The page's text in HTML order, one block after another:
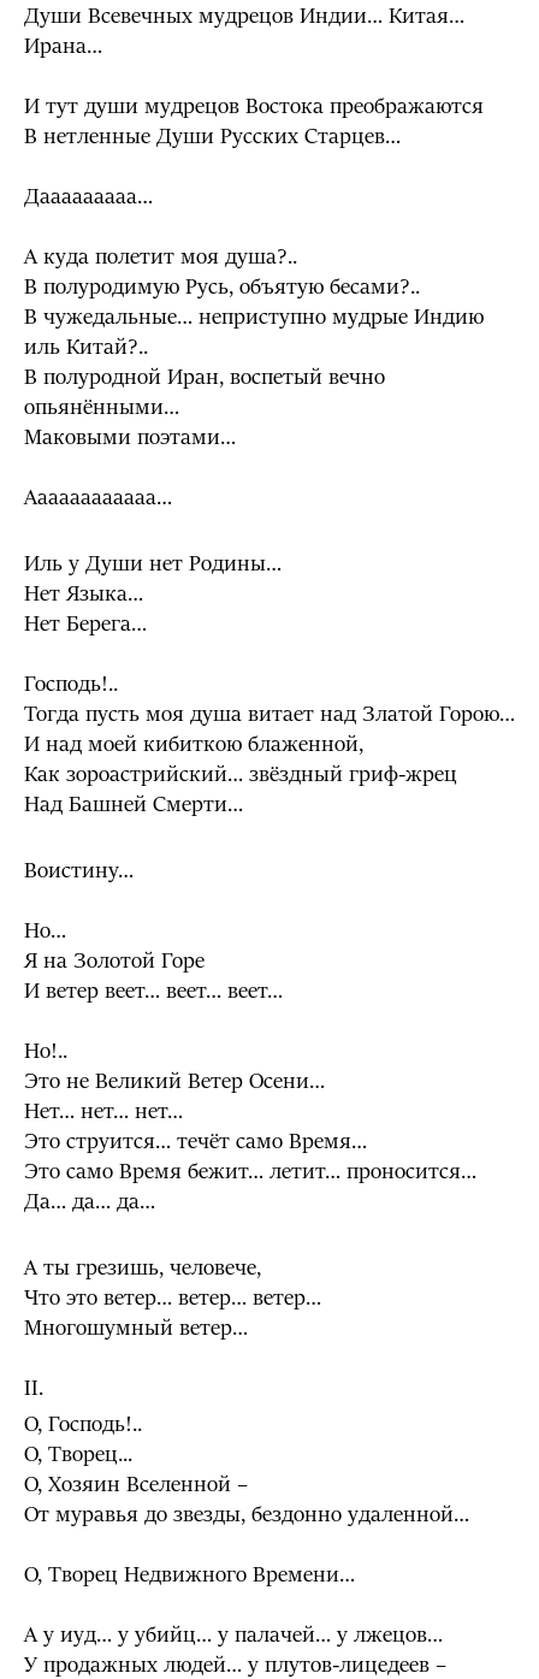
Души Всевечных мудрецов Индии… Китая…
Ирана…
И тут души мудрецов Востока преображаются
В нетленные Души Русских Старцев…
Дааааааааа…
А куда полетит моя душа?..
В полуродимую Русь, объятую бесами?..
В чужедальные… неприступно мудрые Индию
иль Китай?..
В полуродной Иран, воспетый вечно
опьянёнными…
Маковыми поэтами…
Аааааааааааа…
Иль у Души нет Родины…
Нет Языка…
Нет Берега…
Господь!..
Тогда пусть моя душа витает над Златой Горою…
И над моей кибиткою блаженной,
Как зороастрийский… звёздный гриф-жрец
Над Башней Смерти…
Воистину…
Но…
Я на Золотой Горе
И ветер веет… веет… веет…
Но!..
Это не Великий Ветер Осени…
Нет… нет… нет…
Это струится… течёт само Время…
Это само Время бежит… летит… проносится…
Да… да… да…
А ты грезишь, человече,
Что это ветер… ветер… ветер…
Многошумный ветер…
II.
О, Господь!..
О, Творец...
О, Хозяин Вселенной –
От муравья до звезды, бездонно удаленной…
О, Творец Недвижного Времени…
А у иуд… у убийц… у палачей… у лжецов…
У продажных людей… у плутов-лицедеев –